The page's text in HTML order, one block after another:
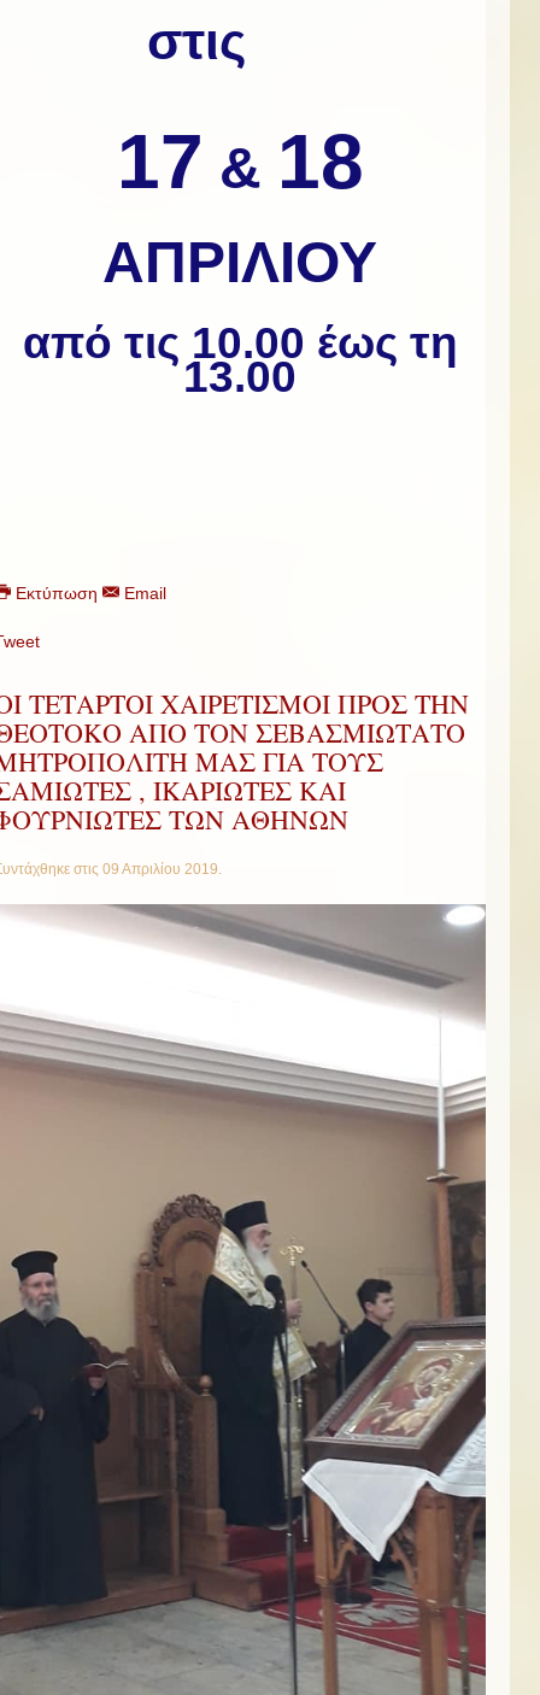
στις
17 & 18
ΑΠΡΙΛΙΟΥ
από τις 10.00 έως τη
13.00
Εκτύπωση Email
ΤΕΤΑΡΤΟΙ ΧΑΙΡΕΤΙΣΜΟΙ ΠΡΟΣ ΤΗΝ
ΑΠΟ ΤΟΝ ΣΕΒΑΣΜΙΩΤΑΤΟ
ΜΑΣ ΓΙΑ ΤΟΥΣ
, ΙΚΑΡΙΩΤΕΣ ΚΑΙ
ΤΩΝ ΑΘΗΝΩΝ
στις 09 Απριλίου 2019.